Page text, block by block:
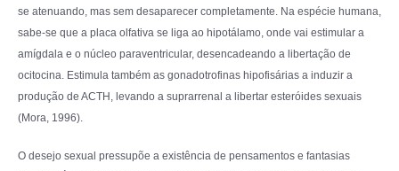
se atenuando, mas sem desaparecer completamente. Na espécie humana,
sabe-se que a placa olfativa se liga ao hipotálamo, onde vai estimular a
amígdala e o núcleo paraventricular, desencadeando a libertação de
ocitocina. Estimula também as gonadotrofinas hipofisárias a induzir a
produção de ACTH, levando a suprarrenal a libertar esteróides sexuais
(Mora, 1996).
O desejo sexual pressupõe a existência de pensamentos e fantasias